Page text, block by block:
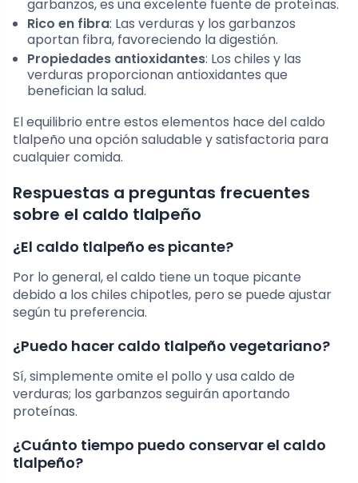
garbanzos, es una excelente fuente de proteínas.
Rico en fibra: Las verduras y los garbanzos
aportan fibra, favoreciendo la digestión.
Propiedades antioxidantes: Los chiles y las
verduras proporcionan antioxidantes que
benefician la salud.
El equilibrio entre estos elementos hace del caldo
tlalpeño una opción saludable y satisfactoria para
cualquier comida.
Respuestas a preguntas frecuentes
sobre el caldo tlalpeño
¿El caldo tlalpeño es picante?
Por lo general, el caldo tiene un toque picante
debido a los chiles chipotles, pero se puede ajustar
según tu preferencia.
¿Puedo hacer caldo tlalpeño vegetariano?
Sí, simplemente omite el pollo y usa caldo de
verduras; los garbanzos seguirán aportando
proteínas.
¿Cuánto tiempo puedo conservar el caldo
tlalpeño?